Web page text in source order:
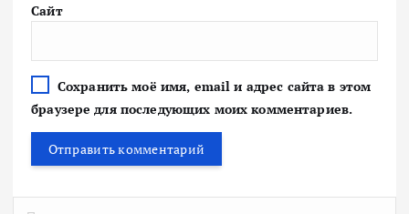
Сайт
Сохранить моё имя, email и адрес сайта в этом
браузере для последующих моих комментариев.